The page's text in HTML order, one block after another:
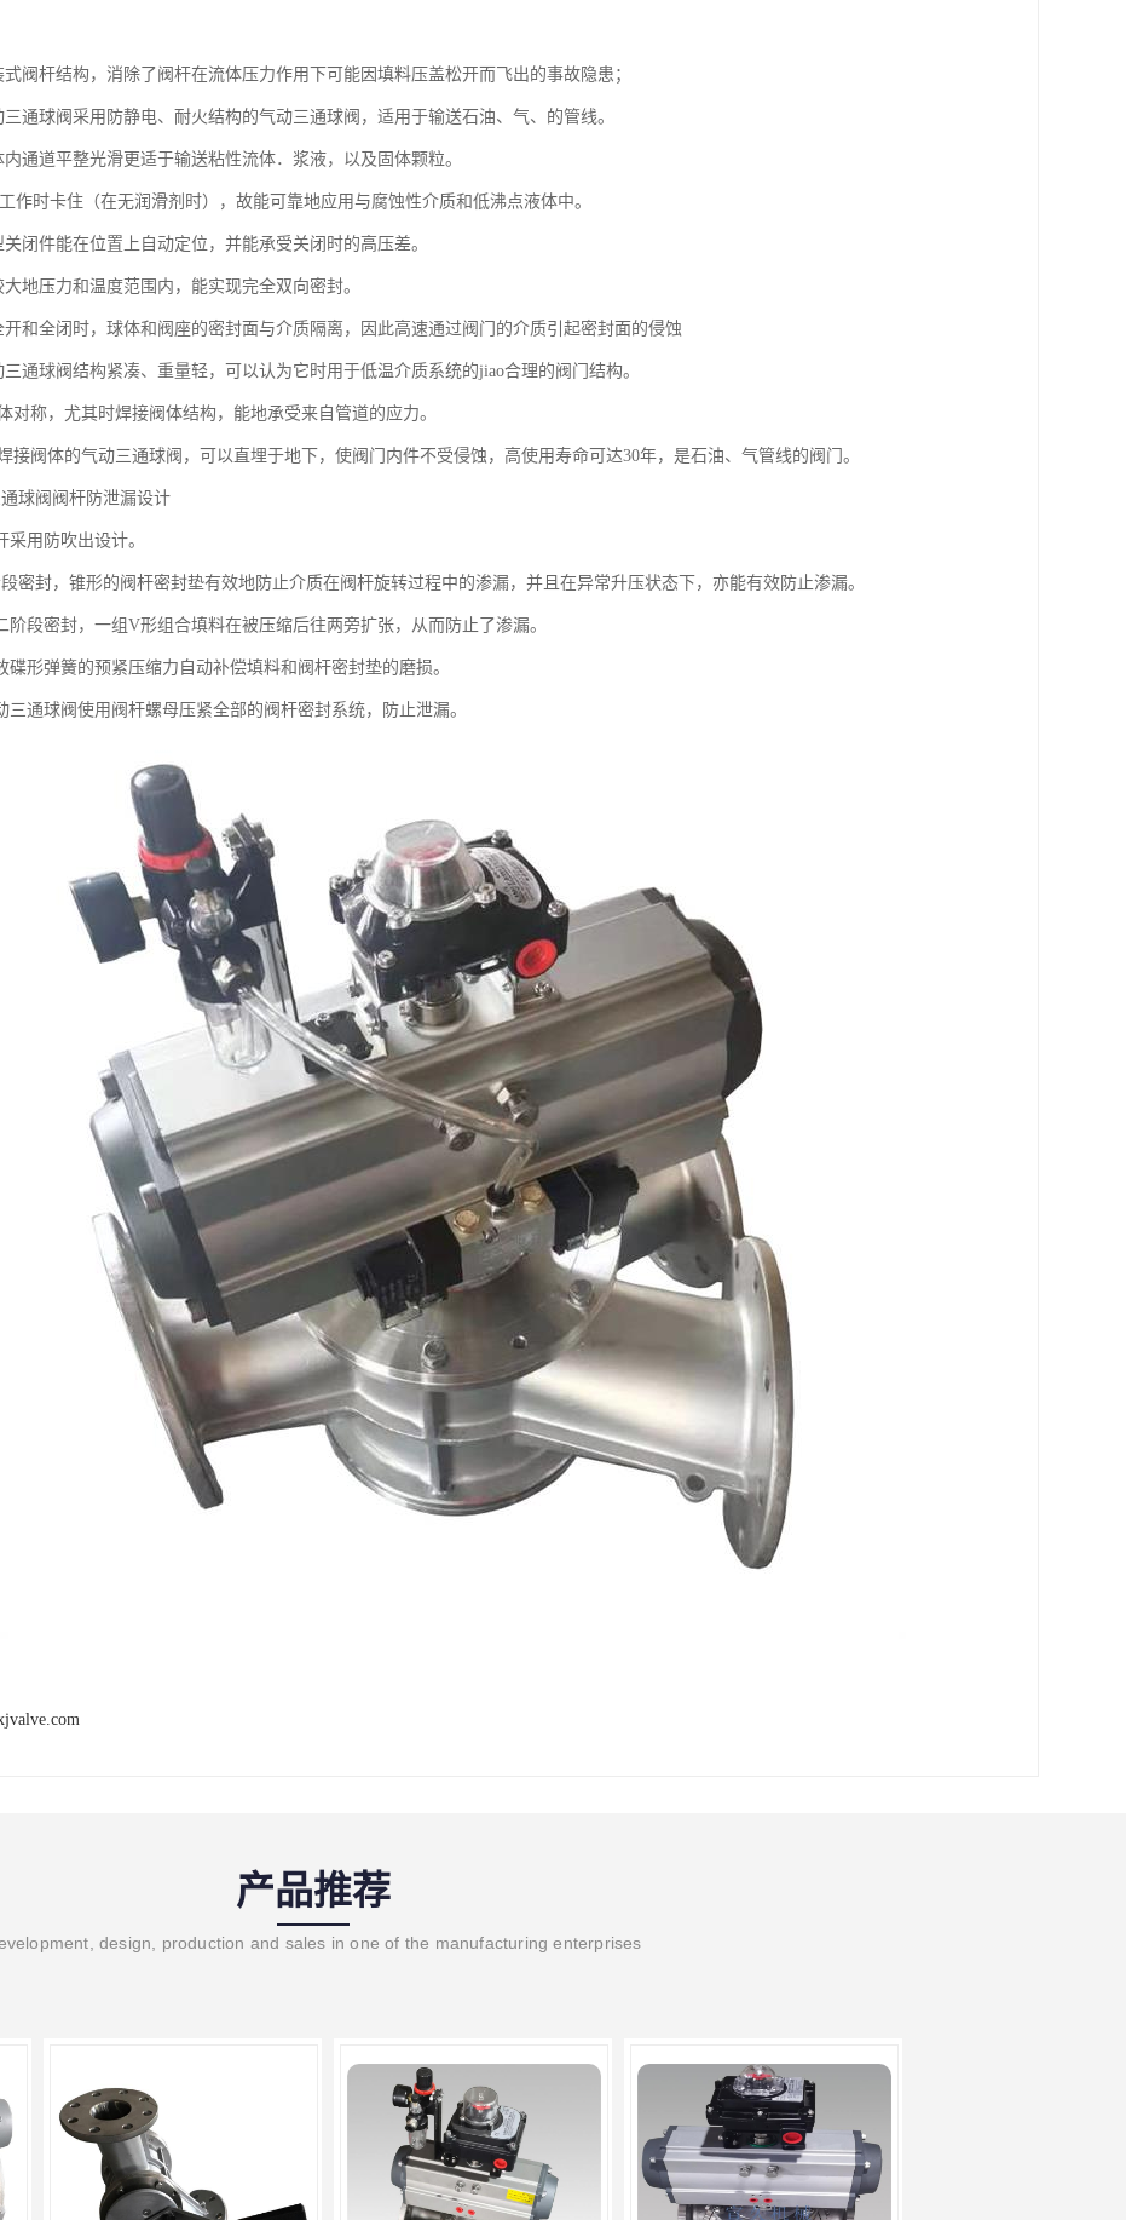
式阀杆结构，消除了阀杆在流体压力作用下可能因填料压盖松开而飞出的事故隐患；
三通球阀采用防静电、耐火结构的气动三通球阀，适用于输送石油、气、的管线。
内通道平整光滑更适于输送粘性流体．浆液，以及固体颗粒。
作时卡住（在无润滑剂时），故能可靠地应用与腐蚀性介质和低沸点液体中。
关闭件能在位置上自动定位，并能承受关闭时的高压差。
地压力和温度范围内，能实现完全双向密封。
开和全闭时，球体和阀座的密封面与介质隔离，因此高速通过阀门的介质引起密封面的侵蚀
三通球阀结构紧凑、重量轻，可以认为它时用于低温介质系统的jiao合理的阀门结构。
对称，尤其时焊接阀体结构，能地承受来自管道的应力。
接阀体的气动三通球阀，可以直埋于地下，使阀门内件不受侵蚀，高使用寿命可达30年，是石油、气管线的阀门。
球阀阀杆防泄漏设计
采用防吹出设计。
密封，锥形的阀杆密封垫有效地防止介质在阀杆旋转过程中的渗漏，并且在异常升压状态下，亦能有效防止渗漏。
阶段密封，一组V形组合填料在被压缩后往两旁扩张，从而防止了渗漏。
碟形弹簧的预紧压缩力自动补偿填料和阀杆密封垫的磨损。
三通球阀使用阀杆螺母压紧全部的阀杆密封系统，防止泄漏。
产品推荐
design, production and sales in one of the manufacturing enterprises